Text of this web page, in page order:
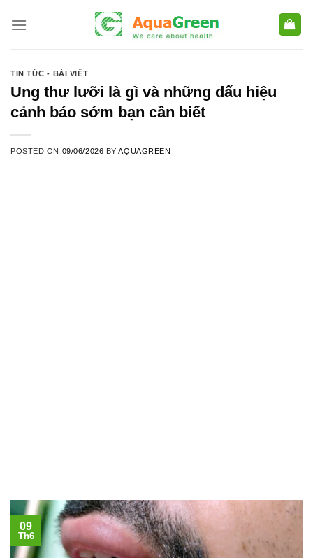
TIN TỨC - BÀI VIẾT
Ung thư lưỡi là gì và những dấu hiệu
cảnh báo sớm bạn cần biết
POSTED ON 09/06/2026 BYAQUAGREEN
09
Th6